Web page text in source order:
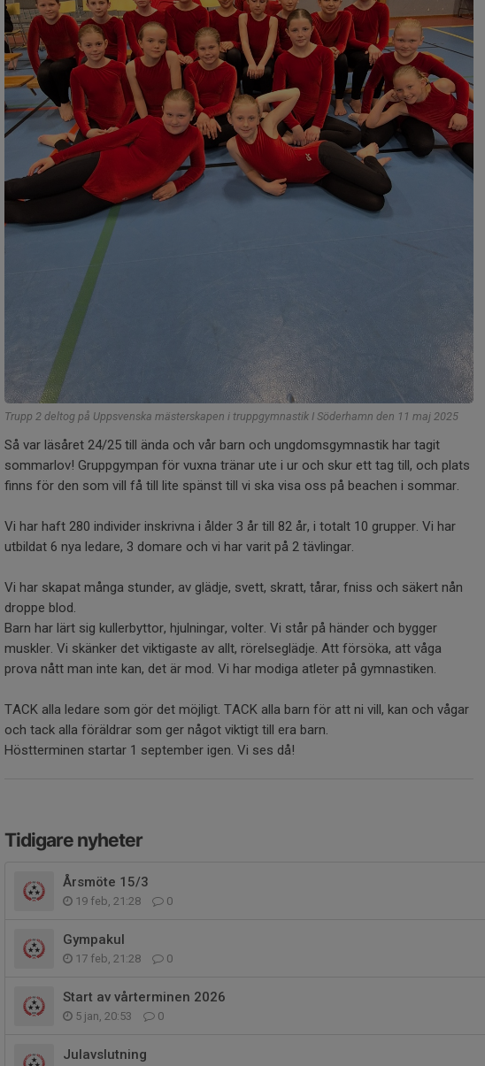
Trupp 2 deltog på Uppsvenska mästerskapen i truppgymnastik I Söderhamn den 11 maj 2025
Så var läsåret 24/25 till ända och vår barn och ungdomsgymnastik har tagit
sommarlov! Gruppgympan för vuxna tränar ute i ur och skur ett tag till, och plats
finns för den som vill få till lite spänst till vi ska visa oss på beachen i sommar.
Vi har haft 280 individer inskrivna i ålder 3 år till 82 år, i totalt 10 grupper. Vi har
utbildat 6 nya ledare, 3 domare och vi har varit på 2 tävlingar.
Vi har skapat många stunder, av glädje, svett, skratt, tårar, fniss och säkert nån
droppe blod.
Barn har lärt sig kullerbyttor, hjulningar, volter. Vi står på händer och bygger
muskler. Vi skänker det viktigaste av allt, rörelseglädje. Att försöka, att våga
prova nått man inte kan, det är mod. Vi har modiga atleter på gymnastiken.
TACK alla ledare som gör det möjligt. TACK alla barn för att ni vill, kan och vågar
och tack alla föräldrar som ger något viktigt till era barn.
Höstterminen startar 1 september igen. Vi ses då!
Tidigare nyheter
Årsmöte 15/3
19 feb, 21:28 0
Gympakul
17 feb, 21:28 0
Start av vårterminen 2026
5 jan, 20:53 0
Julavslutning